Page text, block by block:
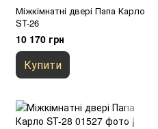
Міжкімнатні двері Папа Карло
ST-26
10 170 грн
Купити